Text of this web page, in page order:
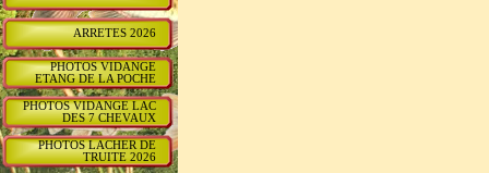
ARRETES 2026
PHOTOS VIDANGE
ETANG DE LA POCHE
PHOTOS VIDANGE LAC
DES 7 CHEVAUX
PHOTOS LACHER DE
TRUITE 2026